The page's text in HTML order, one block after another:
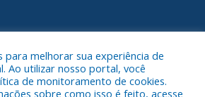
a Prefeitura de Nova Timboteua
para melhorar sua experiência de
Ao utilizar nosso portal, você
de monitoramento de cookies.
sobre como isso é feito, acesse